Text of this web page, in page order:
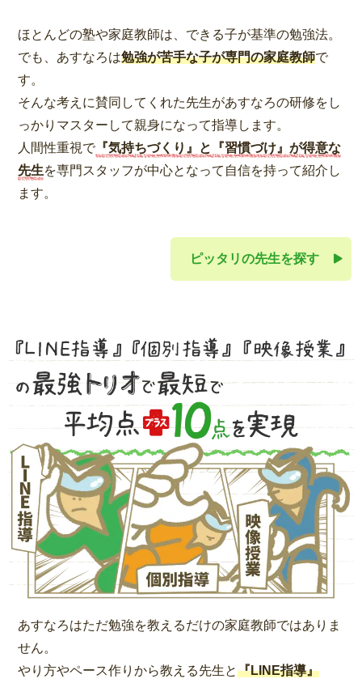
ほとんどの塾や家庭教師は、できる子が基準の勉強法。
でも、あすなろは勉強が苦手な子が専門の家庭教師で
す。
そんな考えに賛同してくれた先生があすなろの研修をし
っかりマスターして親身になって指導します。
人間性重視で『気持ちづくり』と『習慣づけ』が得意な
先生を専門スタッフが中心となって自信を持って紹介し
ます。
ピッタリの先生を探す
あすなろはただ勉強を教えるだけの家庭教師ではありま
せん。
やり方やペース作りから教える先生と『LINE指導』